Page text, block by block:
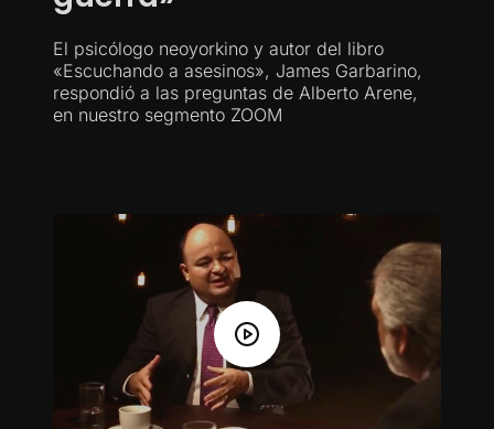
El psicólogo neoyorkino y autor del libro
«Escuchando a asesinos», James Garbarino,
respondió a las preguntas de Alberto Arene,
en nuestro segmento ZOOM